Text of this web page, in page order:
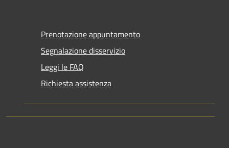
Prenotazione appuntamento
Segnalazione disservizio
Leggi le FAQ
Richiesta assistenza